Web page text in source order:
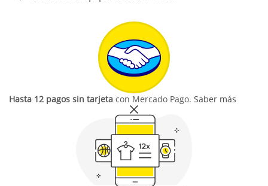
Hasta 12 pagos sin tarjeta con Mercado Pago. Saber más